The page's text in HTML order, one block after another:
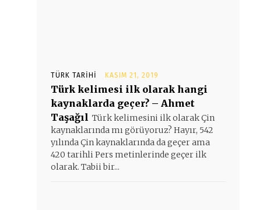
TÜRK TARIHI KASIM 21, 2019
Türk kelimesi ilk olarak hangi
kaynaklarda geçer? – Ahmet
Taşağıl Türk kelimesini ilk olarak Çin
kaynaklarında mı görüyoruz? Hayır, 542
yılında Çin kaynaklarında da geçer ama
420 tarihli Pers metinlerinde geçer ilk
olarak. Tabii bir...